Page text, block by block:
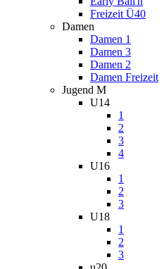
Freizeit Ü40
Damen
Damen 1
Damen 3
Damen 2
Damen Freizeit
Jugend M
U14
1
2
3
4
U16
1
2
3
U18
1
2
3